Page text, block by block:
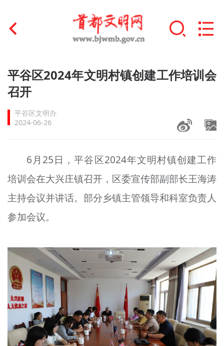
首页
文明创建
文明实践
未成年人思想道德建设
榜样人物
+
身边好人
北京宣传文化引导基金
宣传思想文化人才
专题
资料库
+
平谷区2024年文明村镇创建工作培训会
召开
平谷区文明办
2024-06-26
6月25日，平谷区2024年文明村镇创建工作
培训会在大兴庄镇召开，区委宣传部副部长王海涛
主持会议并讲话。部分乡镇主管领导和科室负责人
参加会议。